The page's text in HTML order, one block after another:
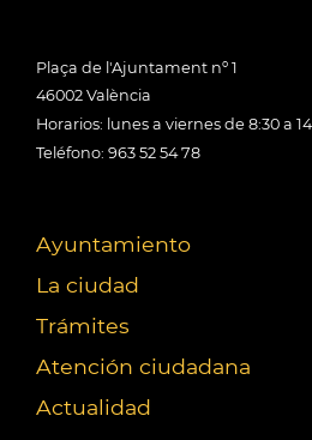
Plaça de l'Ajuntament nº 1
46002 València
Horarios: lunes a viernes de 8:30 a
Teléfono: 963 52 54 78
Ayuntamiento
La ciudad
Trámites
Atención ciudadana
Actualidad